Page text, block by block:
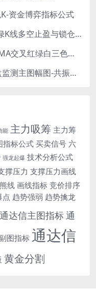
资金博弈指标公式
通达信波段指标公式下载-红绿K线多空止盈与锁仓信号
通达信双均线变色K线指标-EMA交叉红绿白三色柱源码
通达信《强龙起爆》机构控盘监测主图幅图-共振选股公式
能 主力吸筹 主力筹
指标公式买卖信号 六
强龙起爆 技术分析公式
撑压力 支撑压力画线
线 画线指标 竞价排序
点 趋势强弱 趋势擒龙
通达信主图指标通
图指标 通达信
黄金分割